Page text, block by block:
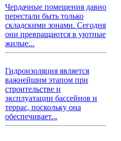
Чердачные помещения давно
перестали быть только
складскими зонами. Сегодня
они превращаются в уютные
жилые...
Гидроизоляция является
важнейшим этапом при
строительстве и
эксплуатации бассейнов и
террас, поскольку она
обеспечивает...